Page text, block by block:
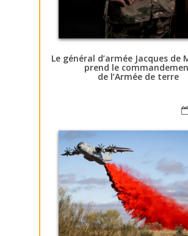
Le général d’armée Jacques de
prend le
de l’Armée de terre